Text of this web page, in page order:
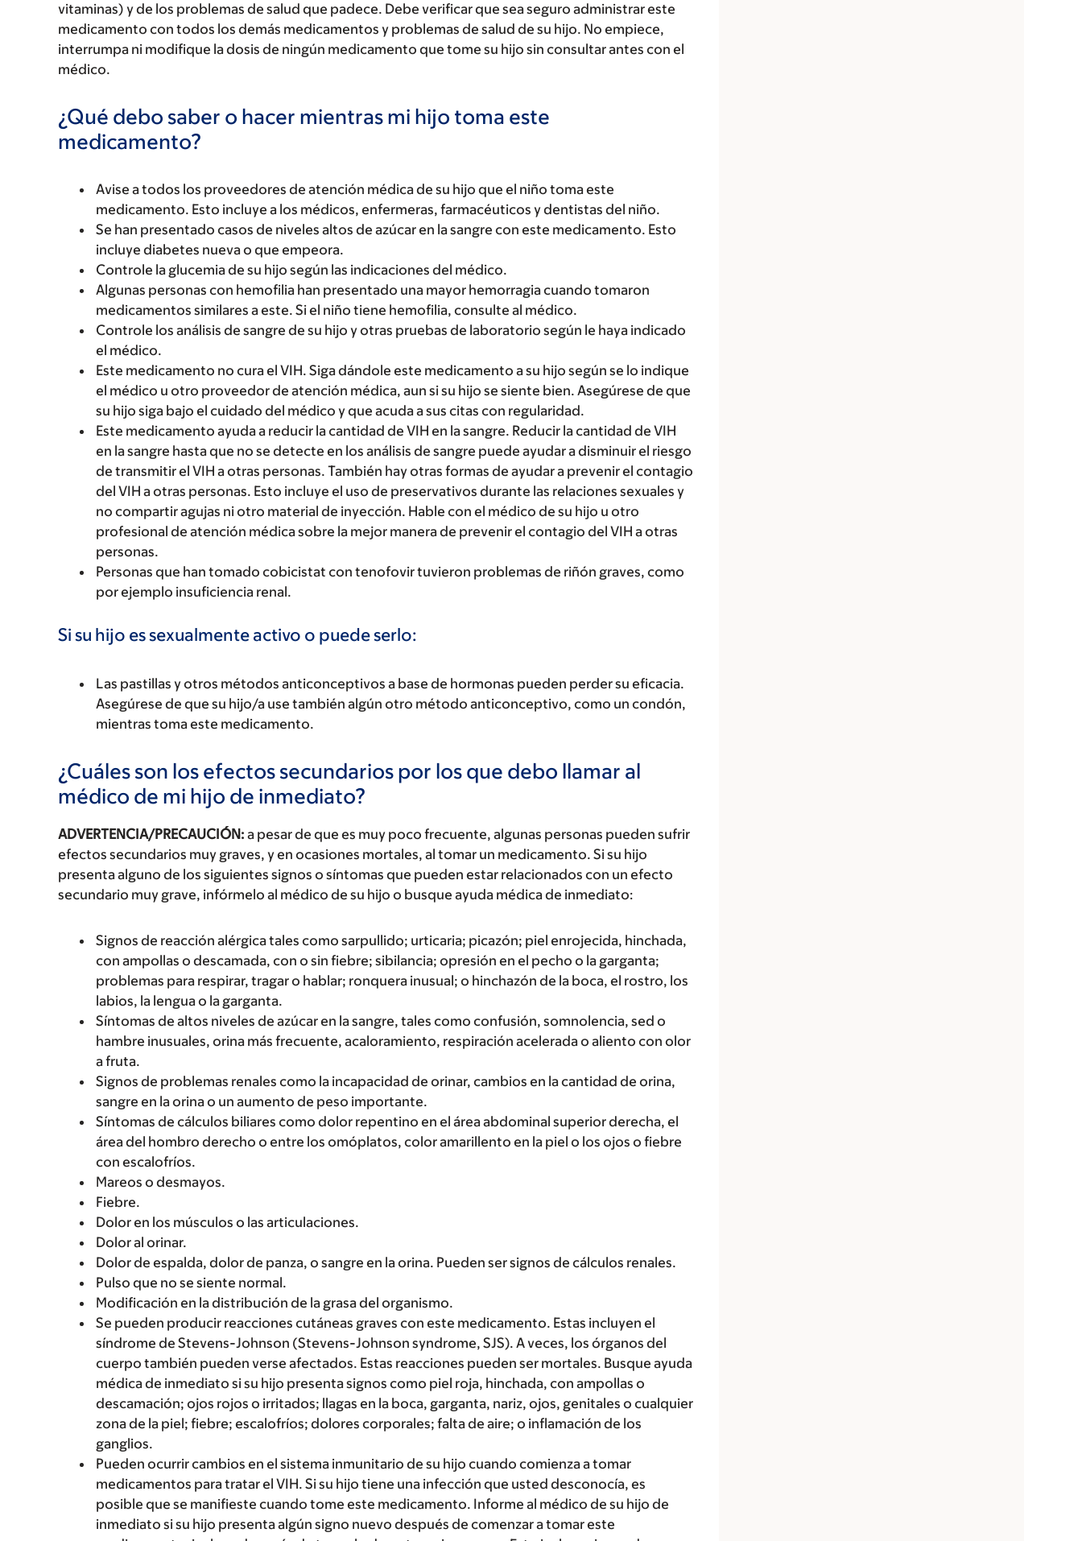
vitaminas) y de los problemas de salud que padece. Debe verificar que sea seguro administrar este
medicamento con todos los demás medicamentos y problemas de salud de su hijo. No empiece,
interrumpa ni modifique la dosis de ningún medicamento que tome su hijo sin consultar antes con el
médico.
¿Qué debo saber o hacer mientras mi hijo toma este
medicamento?
Avise a todos los proveedores de atención médica de su hijo que el niño toma este
medicamento. Esto incluye a los médicos, enfermeras, farmacéuticos y dentistas del niño.
Se han presentado casos de niveles altos de azúcar en la sangre con este medicamento. Esto
incluye diabetes nueva o que empeora.
Controle la glucemia de su hijo según las indicaciones del médico.
Algunas personas con hemofilia han presentado una mayor hemorragia cuando tomaron
medicamentos similares a este. Si el niño tiene hemofilia, consulte al médico.
Controle los análisis de sangre de su hijo y otras pruebas de laboratorio según le haya indicado
el médico.
Este medicamento no cura el VIH. Siga dándole este medicamento a su hijo según se lo indique
el médico u otro proveedor de atención médica, aun si su hijo se siente bien. Asegúrese de que
su hijo siga bajo el cuidado del médico y que acuda a sus citas con regularidad.
Este medicamento ayuda a reducir la cantidad de VIH en la sangre. Reducir la cantidad de VIH
en la sangre hasta que no se detecte en los análisis de sangre puede ayudar a disminuir el riesgo
de transmitir el VIH a otras personas. También hay otras formas de ayudar a prevenir el contagio
del VIH a otras personas. Esto incluye el uso de preservativos durante las relaciones sexuales y
no compartir agujas ni otro material de inyección. Hable con el médico de su hijo u otro
profesional de atención médica sobre la mejor manera de prevenir el contagio del VIH a otras
personas.
Personas que han tomado cobicistat con tenofovir tuvieron problemas de riñón graves, como
por ejemplo insuficiencia renal.
Si su hijo es sexualmente activo o puede serlo:
Las pastillas y otros métodos anticonceptivos a base de hormonas pueden perder su eficacia.
Asegúrese de que su hijo/a use también algún otro método anticonceptivo, como un condón,
mientras toma este medicamento.
¿Cuáles son los efectos secundarios por los que debo llamar al
médico de mi hijo de inmediato?
ADVERTENCIA/PRECAUCIÓN: a pesar de que es muy poco frecuente, algunas personas pueden sufrir
efectos secundarios muy graves, y en ocasiones mortales, al tomar un medicamento. Si su hijo
presenta alguno de los siguientes signos o síntomas que pueden estar relacionados con un efecto
secundario muy grave, infórmelo al médico de su hijo o busque ayuda médica de inmediato:
Signos de reacción alérgica tales como sarpullido; urticaria; picazón; piel enrojecida, hinchada,
con ampollas o descamada, con o sin fiebre; sibilancia; opresión en el pecho o la garganta;
problemas para respirar, tragar o hablar; ronquera inusual; o hinchazón de la boca, el rostro, los
labios, la lengua o la garganta.
Síntomas de altos niveles de azúcar en la sangre, tales como confusión, somnolencia, sed o
hambre inusuales, orina más frecuente, acaloramiento, respiración acelerada o aliento con olor
a fruta.
Signos de problemas renales como la incapacidad de orinar, cambios en la cantidad de orina,
sangre en la orina o un aumento de peso importante.
Síntomas de cálculos biliares como dolor repentino en el área abdominal superior derecha, el
área del hombro derecho o entre los omóplatos, color amarillento en la piel o los ojos o fiebre
con escalofríos.
Mareos o desmayos.
Fiebre.
Dolor en los músculos o las articulaciones.
Dolor al orinar.
Dolor de espalda, dolor de panza, o sangre en la orina. Pueden ser signos de cálculos renales.
Pulso que no se siente normal.
Modificación en la distribución de la grasa del organismo.
Se pueden producir reacciones cutáneas graves con este medicamento. Estas incluyen el
síndrome de Stevens-Johnson (Stevens-Johnson syndrome, SJS). A veces, los órganos del
cuerpo también pueden verse afectados. Estas reacciones pueden ser mortales. Busque ayuda
médica de inmediato si su hijo presenta signos como piel roja, hinchada, con ampollas o
descamación; ojos rojos o irritados; llagas en la boca, garganta, nariz, ojos, genitales o cualquier
zona de la piel; fiebre; escalofríos; dolores corporales; falta de aire; o inflamación de los
ganglios.
Pueden ocurrir cambios en el sistema inmunitario de su hijo cuando comienza a tomar
medicamentos para tratar el VIH. Si su hijo tiene una infección que usted desconocía, es
posible que se manifieste cuando tome este medicamento. Informe al médico de su hijo de
inmediato si su hijo presenta algún signo nuevo después de comenzar a tomar este